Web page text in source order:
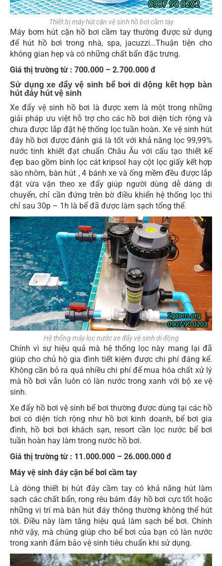
Thiết bị máy hút cặn vệ sinh hồ bơi cầm tay
Máy bơm hút cặn hồ bơi cầm tay thường được sử dụng
để hút hồ bơi trong nhà, spa, jacuzzi…Thuận tiện cho
không gian hẹp và có những chất bẩn đặc trưng.
Giá thị trường từ : 700.000 – 2.700.000 đ
Sử dụng xe đẩy vệ sinh bể bơi di động kết hợp bàn
hút đáy hút vệ sinh
Xe đẩy vệ sinh hồ bơi là được xem là một trong những
giải pháp ưu việt hỗ trợ cho các hồ bơi diện tích rộng và
chưa được lắp đặt hệ thống lọc tuần hoàn. Xe vệ sinh hút
đáy hồ bơi được đánh giá là tốt với khả năng lọc 99,99%
nước tinh khiết đạt chuẩn Châu Âu với cấu tạo thiết kế
đẹp bao gồm bình lọc cát kripsol hay cột lọc giấy kết hợp
sào nhôm, bàn hút , 4 bánh xe và ống mềm đều được lắp
đặt vừa vặn theo xe đẩy giúp người dùng dễ dàng di
chuyển, chỉ cần đứng trên bờ điều khiển hệ thống lọc thì
chỉ sau 30p – 1h là bể đã được làm sạch tổng thể.
Hệ thống máy lọc nước xe đẩy vệ sinh di động
Chính vì sự hiệu quả mà hệ thống lọc này mang lại đã
giúp cho chủ hộ gia đình tiết kiệm được chi phí đáng kể.
Không cần bỏ ra quá nhiều chi phí để mua hóa chất xử lý
mà hồ bơi vẫn luôn có làn nước trong xanh với bộ xe vệ
sinh.
Xe đẩy hồ bơi vệ sinh bể bơi thường được dùng tại các hồ
bơi có diện tích rộng như hồ bơi kinh doanh, bể bơi gia
đình, hồ bơi bơi khách sạn, resort cần lọc nước bể bơi
tuần hoàn hay làm trong nước hồ bơi.
Giá thị trường từ : 11.000.000 – 26.000.000 đ
Máy vệ sinh đáy cặn bể bơi cầm tay
Là dòng thiết bị hút đáy cầm tay có khả năng hút làm
sạch các chất bẩn, rong rêu bám đáy hồ bơi cực tốt hoặc
những vị trí mà bàn hút đáy thông thường không thể hút
tới. Điều này làm tăng hiệu quả làm sạch bể bơi. Chính
nhờ vậy, mà chúng giúp cho bể bơi của bạn có làn nước
trong xanh đảm bảo vệ sinh tiêu chuẩn khi sử dụng.